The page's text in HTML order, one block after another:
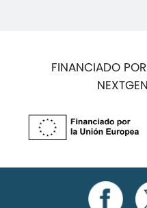
FINANCIADO